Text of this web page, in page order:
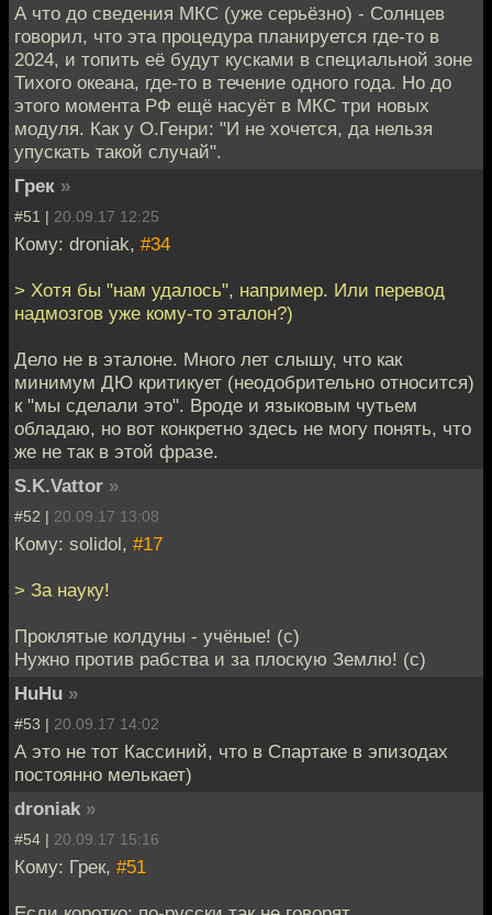
А что до сведения МКС (уже серьёзно) - Солнцев
говорил, что эта процедура планируется где-то в
2024, и топить её будут кусками в специальной зоне
Тихого океана, где-то в течение одного года. Но до
этого момента РФ ещё насуёт в МКС три новых
модуля. Как у О.Генри: "И не хочется, да нельзя
упускать такой случай".
Грек »
#51 | 20.09.17 12:25
Кому: droniak, #34
> Хотя бы "нам удалось", например. Или перевод
надмозгов уже кому-то эталон?)
Дело не в эталоне. Много лет слышу, что как
минимум ДЮ критикует (неодобрительно относится)
к "мы сделали это". Вроде и языковым чутьем
обладаю, но вот конкретно здесь не могу понять, что
же не так в этой фразе.
S.K.Vattor »
#52 | 20.09.17 13:08
Кому: solidol, #17
> За науку!
Проклятые колдуны - учёные! (с)
Нужно против рабства и за плоскую Землю! (с)
HuHu »
#53 | 20.09.17 14:02
А это не тот Кассиний, что в Спартаке в эпизодах
постоянно мелькает)
droniak »
#54 | 20.09.17 15:16
Кому: Грек, #51